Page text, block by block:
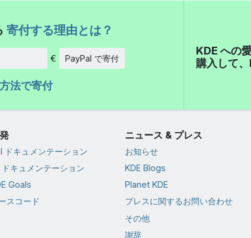
寄付する理由とは？
€ PayPal で寄付
法で寄付
KDE への
購入して、
ドキュメンテーション
キュメンテーション
Goals
スコード
ニュース & プレス
お知らせ
KDE Blogs
Planet KDE
プレスに関するお問い合わせ
その他
謝辞